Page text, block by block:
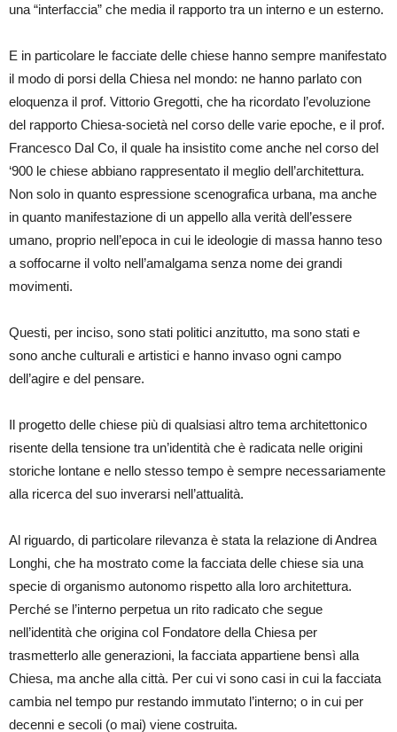
una “interfaccia” che media il rapporto tra un interno e un esterno.
E in particolare le facciate delle chiese hanno sempre manifestato
il modo di porsi della Chiesa nel mondo: ne hanno parlato con
eloquenza il prof. Vittorio Gregotti, che ha ricordato l’evoluzione
del rapporto Chiesa-società nel corso delle varie epoche, e il prof.
Francesco Dal Co, il quale ha insistito come anche nel corso del
‘900 le chiese abbiano rappresentato il meglio dell’architettura.
Non solo in quanto espressione scenografica urbana, ma anche
in quanto manifestazione di un appello alla verità dell’essere
umano, proprio nell’epoca in cui le ideologie di massa hanno teso
a soffocarne il volto nell’amalgama senza nome dei grandi
movimenti.
Questi, per inciso, sono stati politici anzitutto, ma sono stati e
sono anche culturali e artistici e hanno invaso ogni campo
dell’agire e del pensare.
Il progetto delle chiese più di qualsiasi altro tema architettonico
risente della tensione tra un’identità che è radicata nelle origini
storiche lontane e nello stesso tempo è sempre necessariamente
alla ricerca del suo inverarsi nell’attualità.
Al riguardo, di particolare rilevanza è stata la relazione di Andrea
Longhi, che ha mostrato come la facciata delle chiese sia una
specie di organismo autonomo rispetto alla loro architettura.
Perché se l’interno perpetua un rito radicato che segue
nell’identità che origina col Fondatore della Chiesa per
trasmetterlo alle generazioni, la facciata appartiene bensì alla
Chiesa, ma anche alla città. Per cui vi sono casi in cui la facciata
cambia nel tempo pur restando immutato l’interno; o in cui per
decenni e secoli (o mai) viene costruita.